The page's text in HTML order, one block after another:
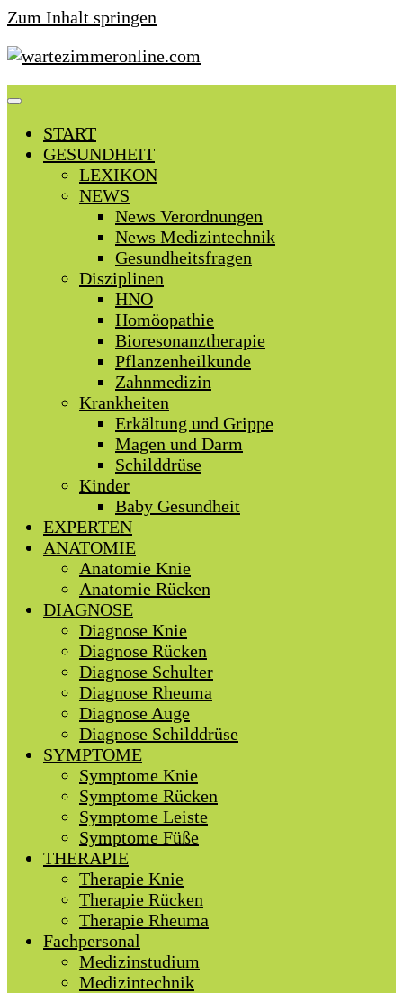
Zum Inhalt springen
START
GESUNDHEIT
LEXIKON
NEWS
News Verordnungen
News Medizintechnik
Gesundheitsfragen
Disziplinen
HNO
Homöopathie
Bioresonanztherapie
Pflanzenheilkunde
Zahnmedizin
Krankheiten
Erkältung und Grippe
Magen und Darm
Schilddrüse
Kinder
Baby Gesundheit
EXPERTEN
ANATOMIE
Anatomie Knie
Anatomie Rücken
DIAGNOSE
Diagnose Knie
Diagnose Rücken
Diagnose Schulter
Diagnose Rheuma
Diagnose Auge
Diagnose Schilddrüse
SYMPTOME
Symptome Knie
Symptome Rücken
Symptome Leiste
Symptome Füße
THERAPIE
Therapie Knie
Therapie Rücken
Therapie Rheuma
Fachpersonal
Medizinstudium
Medizintechnik